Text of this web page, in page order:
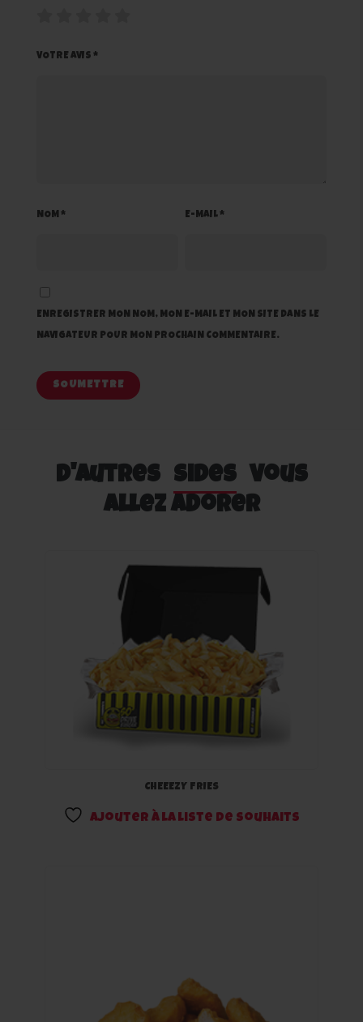
VOTRE AVIS *
NOM * E-MAIL *
ENREGISTRER MON NOM, MON E-MAIL ET MON SITE DANS LE
NAVIGATEUR POUR MON PROCHAIN COMMENTAIRE.
D'autres Sides
Vous
Allez Adorer
CHEEEZY FRIES
Ajouter à la liste de souhaits